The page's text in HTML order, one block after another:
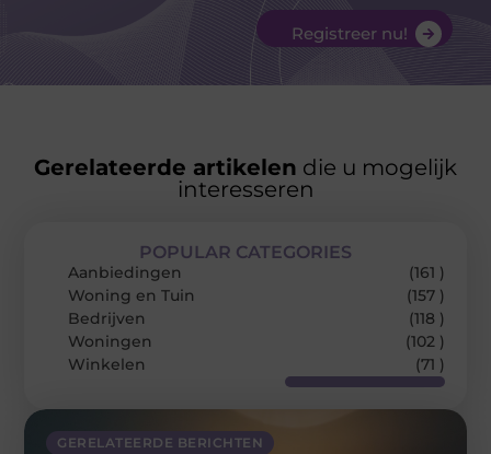
Registreer nu!
Gerelateerde artikelen die u mogelijk
interesseren
GERELATEERDE BERICHTEN
POPULAR CATEGORIES
Aanbiedingen
(161 )
Woning en Tuin
(157 )
Bedrijven
(118 )
Woningen
(102 )
Winkelen
(71 )